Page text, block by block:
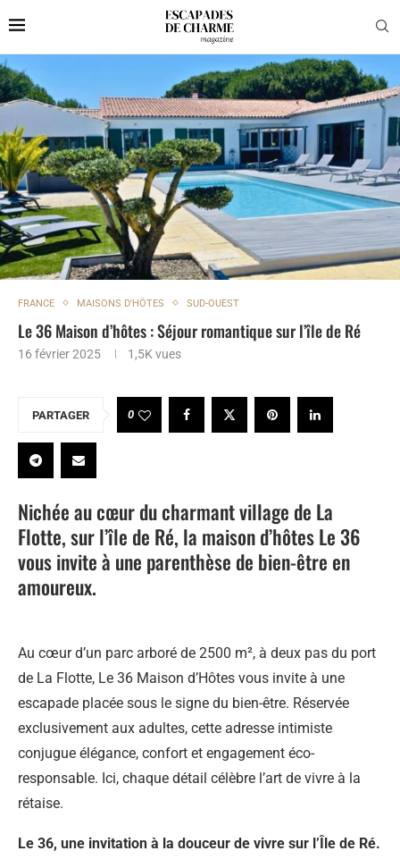
FRANCE MAISONS D'HÔTES SUD-OUEST
Le 36 Maison d’hôtes : Séjour romantique sur l’île de Ré
16 février 2025 1,5K vues
PARTAGER 0
Nichée au cœur du charmant village de La
Flotte, sur l’île de Ré, la maison d’hôtes Le 36
vous invite à une parenthèse de bien-être en
amoureux.
Au cœur d’un parc arboré de 2500 m², à deux pas du port
de La Flotte, Le 36 Maison d’Hôtes vous invite à une
escapade placée sous le signe du bien-être. Réservée
exclusivement aux adultes, cette adresse intimiste
conjugue élégance, confort et engagement éco-
responsable. Ici, chaque détail célèbre l’art de vivre à la
rétaise.
Le 36, une invitation à la douceur de vivre sur l’Île de Ré.